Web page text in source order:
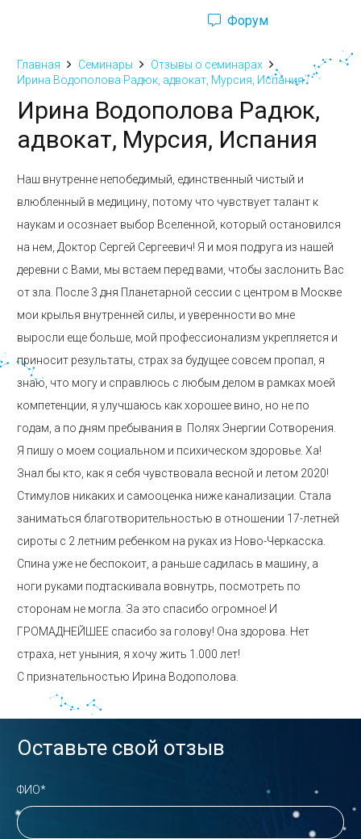
Форум
Главная Семинары
Отзывы о семинарах
Ирина Водополова Радюк, адвокат, Мурсия, Испания
Ирина Водополова Радюк,
адвокат, Мурсия, Испания
Наш внутренне непобедимый, единственный чистый и
влюбленный в медицину, потому что чувствует талант к
наукам и осознает выбор Вселенной, который остановился
на нем, Доктор Сергей Сергеевич! Я и моя подруга из нашей
деревни с Вами, мы встаем перед вами, чтобы заслонить Вас
от зла. После 3 дня Планетарной сессии с центром в Москве
мои крылья внутренней силы, и уверенности во мне
выросли еще больше, мой профессионализм укрепляется и
приносит результаты, страх за будущее совсем пропал, я
знаю, что могу и справлюсь с любым делом в рамках моей
компетенции, я улучшаюсь как хорошее вино, но не по
годам, а по дням пребывания в Полях Энергии Сотворения.
Я пишу о моем социальном и психическом здоровье. Ха!
Знал бы кто, как я себя чувствовала весной и летом 2020!
Стимулов никаких и самооценка ниже канализации. Стала
заниматься благотворительностью в отношении 17-летней
сироты с 2 летним ребенком на руках из Ново-Черкасска.
Спина уже не беспокоит, а раньше садилась в машину, а
ноги руками подтаскивала вовнутрь, посмотреть по
сторонам не могла. За это спасибо огромное! И
ГРОМАДНЕЙШЕЕ спасибо за голову! Она здорова. Нет
страха, нет уныния, я хочу жить 1.000 лет!
С признательностью Ирина Водополова.
Оставьте свой отзыв
ФИО*